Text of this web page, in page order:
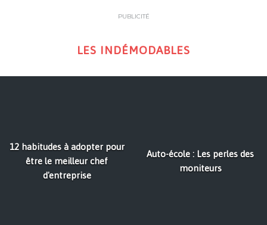
PUBLICITÉ
LES INDÉMODABLES
12 habitudes à adopter pour
être le meilleur chef
d'entreprise
Auto-école : Les perles des
moniteurs